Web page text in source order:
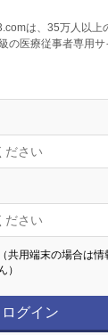
は、35万人以上
の医療従事者専用サ
共用端末の場合は情
）
ログイン